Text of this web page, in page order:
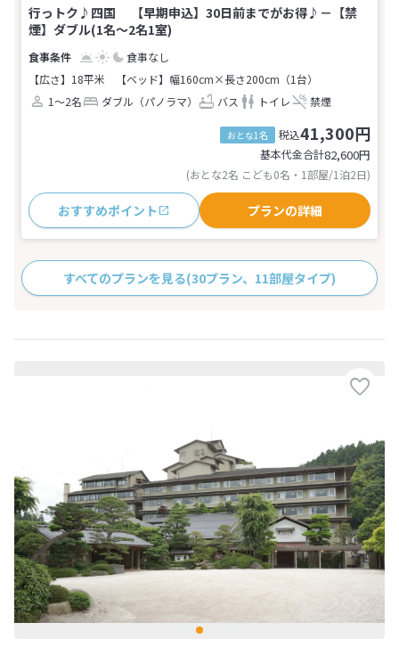
行っトク♪四国 【早期申込】30日前までがお得♪－【禁
煙】ダブル(1名～2名1室)
食事なし
【広さ】18平米
【ベッド】幅160cm×長さ200cm（1台）
1～2名
ダブル（パノラマ） バス トイレ 禁煙
おとな1名 税込41,300円
基本代金合計82,600円
(おとな2名 こども0名・1部屋/1泊2日)
おすすめポイント プランの詳細
すべてのプランを見る(30プラン、11部屋タイプ)